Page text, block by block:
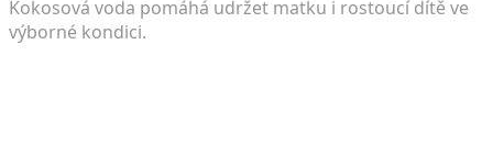
Kokosová voda pomáhá udržet matku i rostoucí dítě ve
výborné kondici.